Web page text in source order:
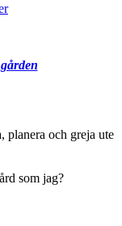
planera och greja ute
som jag?